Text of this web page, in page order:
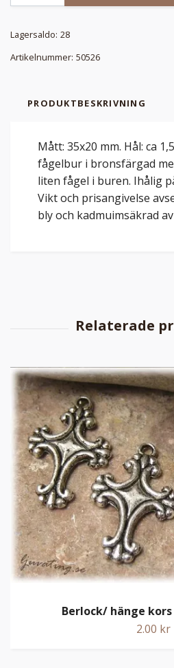
Lagersaldo: 28
Artikelnummer: 50526
PRODUKTBESKRIVNING
Mått: 35x20 mm. Hål: ca
fågelbur i bronsfärgad
liten fågel i buren. Ihålig
Vikt och prisangivelse
bly och kadmuimsäkrad
Berlock/ hänge kors
2.00 kr